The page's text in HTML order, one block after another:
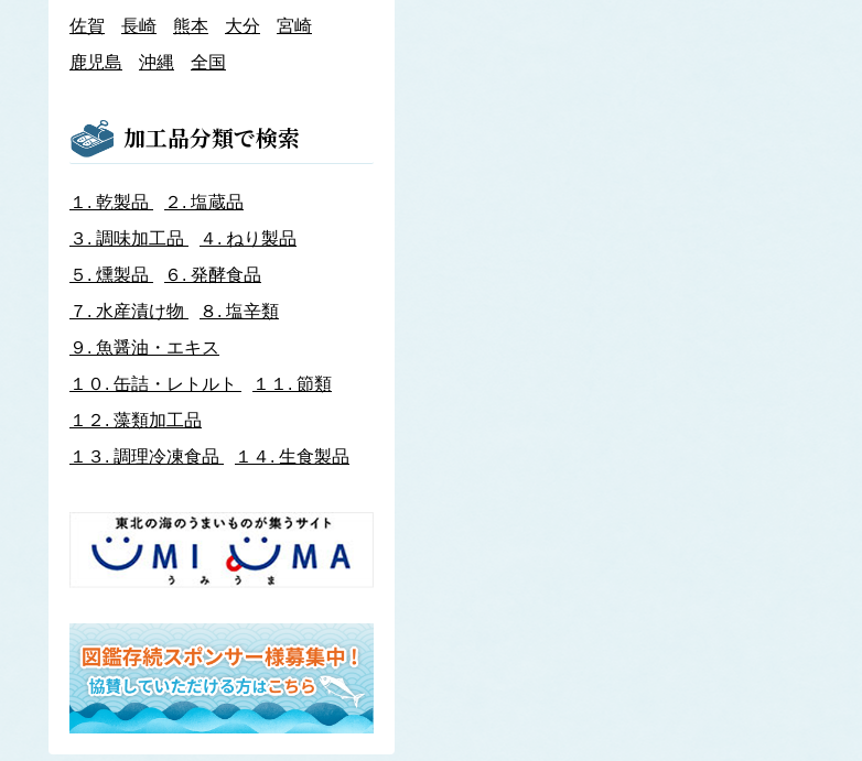
アメリカオオアカイカ
アルゼンチンイレックス
アルゼンチンマツイカ
スルメイカ
ニュージーランドスルメイカ
ヤリイカ
イサザ
イトヨリダイ
いわし類
ウルメイワシ
マイワシ
イワナ
ウ
ウキゴリ
ウップルイノリ
うなぎ類
うに類
エゾバフンウニ
キタムラサキウニ
バフンウニ
ムラサキウニ
ウミタケ
うみへび類
佐賀
長崎 熊本 大分
宮崎
鹿児島
沖縄 全国
加工品分類で検索
１. 乾製品 ２. 塩蔵品
３. 調味加工品 ４. ねり製品
５. 燻製品 ６. 発酵食品
７. 水産漬け物 ８. 塩辛類
９. 魚醤油・エキス
１０. 缶詰・レトルト １１. 節類
１２. 藻類加工品
１３. 調理冷凍食品 １４. 生食製品